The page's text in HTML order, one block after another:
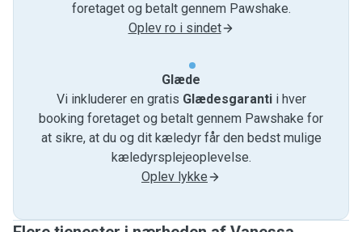
foretaget og betalt gennem Pawshake.
Oplev ro i sindet
Glæde
Vi inkluderer en gratis Glædesgarantii hver
booking foretaget og betalt gennem Pawshake for
at sikre, at du og dit kæledyr får den bedst mulige
kæledyrsplejeoplevelse.
Oplev lykke